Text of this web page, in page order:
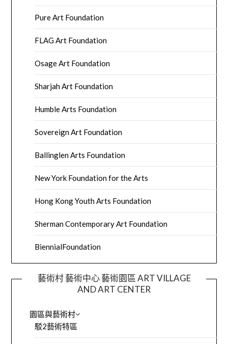
Pure Art Foundation
FLAG Art Foundation
Osage Art Foundation
Sharjah Art Foundation
Humble Arts Foundation
Sovereign Art Foundation
Ballinglen Arts Foundation
New York Foundation for the Arts
Hong Kong Youth Arts Foundation
Sherman Contemporary Art Foundation
BiennialFoundation
藝術村 藝術中心 藝術園區 ART VILLAGE
AND ART CENTER
園區與藝術村
駁2藝術特區